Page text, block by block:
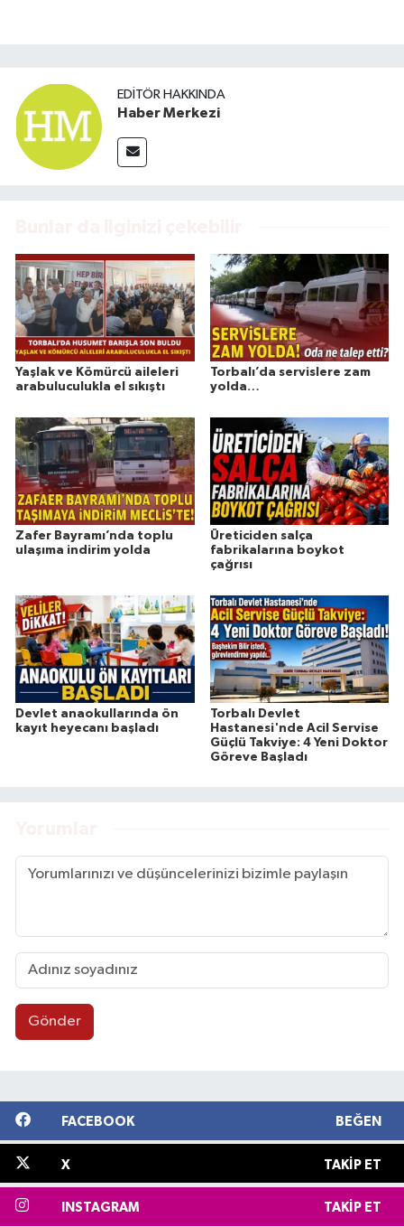
EDITÖR HAKKINDA
Haber Merkezi
Yaşlak ve Kömürcü aileleri
arabuluculukla el sıkıştı
Torbalı’da servislere zam
yolda…
Zafer Bayramı’nda toplu
ulaşıma indirim yolda
Üreticiden salça
fabrikalarına boykot
çağrısı
Devlet anaokullarında ön
kayıt heyecanı başladı
Torbalı Devlet
Hastanesi'nde Acil Servise
Güçlü Takviye: 4 Yeni Doktor
Göreve Başladı
Gönder
FACEBOOK BEĞEN
X TAKIP ET
INSTAGRAM TAKIP ET